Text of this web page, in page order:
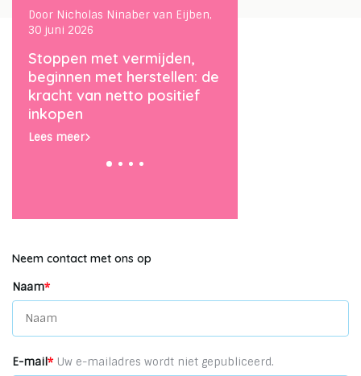
Door Nicholas Ninaber van Eijben,
30 juni 2026
Stoppen met vermijden,
beginnen met herstellen: de
kracht van netto positief
inkopen
Lees meer
Neem contact met ons op
Naam*
E-mail * Uw e-mailadres wordt niet gepubliceerd.